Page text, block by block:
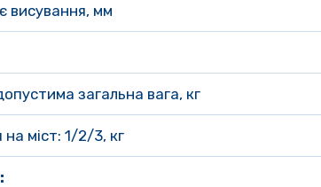
висування, мм
загальна вага, кг
міст: 1/2/3, кг